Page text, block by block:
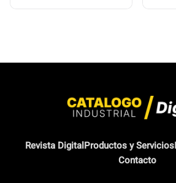
Revista DigitalProductos y Servicios
Contacto